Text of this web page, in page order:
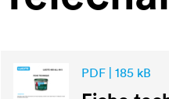
PDF | 185 kB